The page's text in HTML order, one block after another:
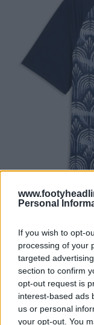
Personal
If you wish to opt-
processing of your
targeted
section to confirm
opt-out request is
interest-based ads
us or personal
your opt-out. You